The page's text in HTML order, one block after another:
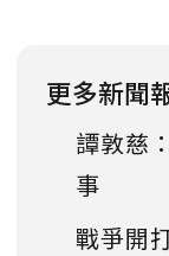
更多新聞
譚敦慈
事
戰爭開